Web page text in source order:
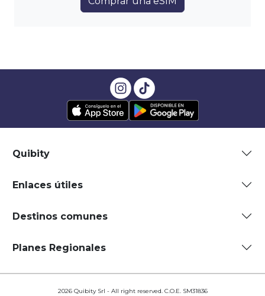
Quibity
Enlaces útiles
Destinos comunes
Planes Regionales
2026 Quibity Srl - All right reserved. C.O.E. SM31836